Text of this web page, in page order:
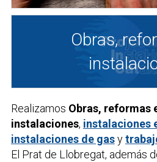
Obras,
Realizamos Obras, reformas
instalaciones, instalaciones
instalaciones de gasy
El Prat de Llobregat, además